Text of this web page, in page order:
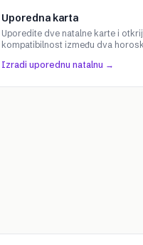
Uporedna karta
Uporedite dve natalne karte i
kompatibilnost između dva
Izradi uporednu natalnu →